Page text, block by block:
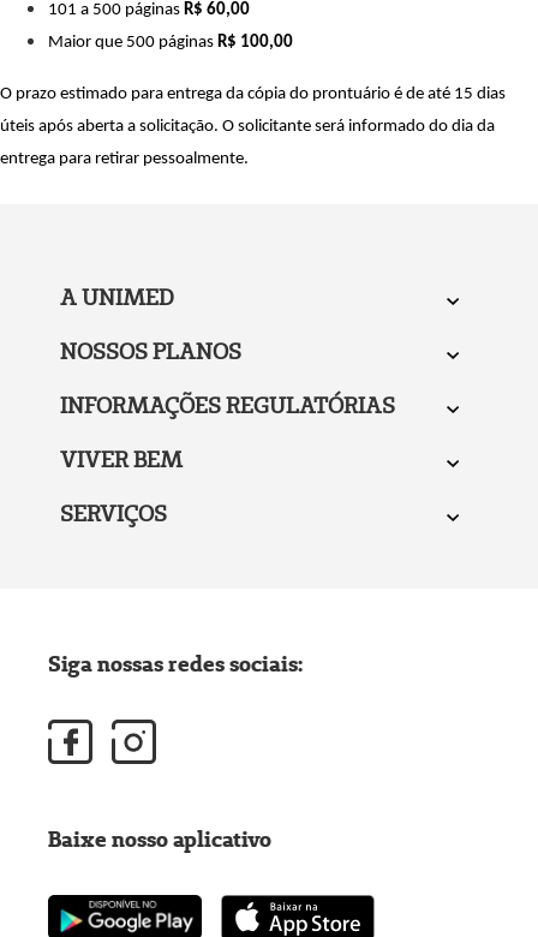
101 a 500 páginas R$ 60,00
Maior que 500 páginas R$ 100,00
O prazo estimado para entrega da cópia do prontuário é de até 15 dias
úteis após aberta a solicitação. O solicitante será informado do dia da
entrega para retirar pessoalmente.
A UNIMED
NOSSOS PLANOS
INFORMAÇÕES REGULATÓRIAS
VIVER BEM
SERVIÇOS
Siga nossas redes sociais:
Baixe nosso aplicativo